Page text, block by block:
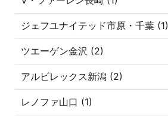
ジェフユナイテッド市原・千葉 (1)
ツエーゲン金沢 (2)
アルビレックス新潟 (2)
レノファ山口 (1)